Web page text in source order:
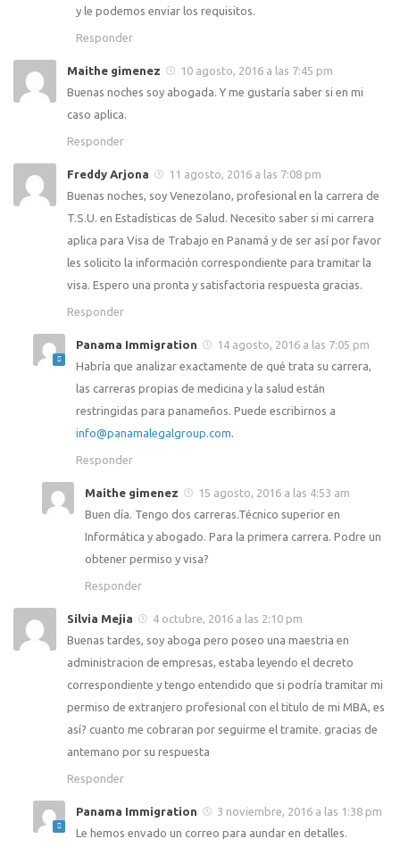
y le podemos enviar los requisitos.
Responder
Maithe gimenez
10 agosto, 2016 a las 7:45 pm
Buenas noches soy abogada. Y me gustaría saber si en mi
caso aplica.
Responder
Freddy Arjona
11 agosto, 2016 a las 7:08 pm
Buenas noches, soy Venezolano, profesional en la carrera de
T.S.U. en Estadísticas de Salud. Necesito saber si mi carrera
aplica para Visa de Trabajo en Panamá y de ser así por favor
les solicito la información correspondiente para tramitar la
visa. Espero una pronta y satisfactoria respuesta gracias.
Responder
Panama Immigration
14 agosto, 2016 a las 7:05 pm
Habría que analizar exactamente de qué trata su carrera,
las carreras propias de medicina y la salud están
restringidas para panameños. Puede escribirnos a
info@panamalegalgroup.com.
Responder
Maithe gimenez
15 agosto, 2016 a las 4:53 am
Buen día. Tengo dos carreras.Técnico superior en
Informática y abogado. Para la primera carrera. Podre un
obtener permiso y visa?
Responder
Silvia Mejia
4 octubre, 2016 a las 2:10 pm
Buenas tardes, soy aboga pero poseo una maestria en
administracion de empresas, estaba leyendo el decreto
correspondiente y tengo entendido que si podría tramitar mi
permiso de extranjero profesional con el titulo de mi MBA, es
así? cuanto me cobraran por seguirme el tramite. gracias de
antemano por su respuesta
Responder
Panama Immigration
3 noviembre, 2016 a las 1:38 pm
Le hemos envado un correo para aundar en detalles.